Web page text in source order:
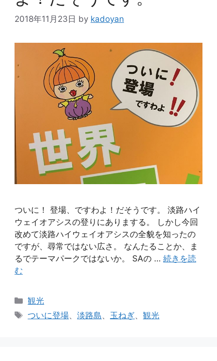
2018年11月23日 by kadoyan
ついに！ 登場、ですわよ！だそうです。 淡路ハイ
ウェイオアシスの登りにありまする。 しかし今回
改めて淡路ハイウェイオアシスの全貌を知ったの
ですが、尋常ではない広さ。 なんたることか、ま
るでテーマパークではないか。 SAの … 続きを読
む
カ
テ
観光
タ
ついに登場、淡路島、 玉ねぎ、観光